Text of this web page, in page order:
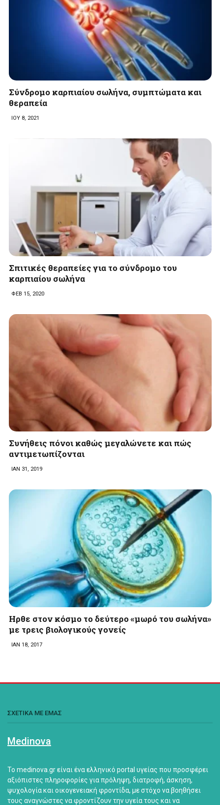
Σύνδρομο καρπιαίου σωλήνα, συμπτώματα και
θεραπεία
ΙΟΥ 8, 2021
Σπιτικές θεραπείες για το σύνδρομο του
καρπιαίου σωλήνα
ΦΕΒ 15, 2020
Συνήθεις πόνοι καθώς μεγαλώνετε και πώς
αντιμετωπίζονται
ΙΑΝ 31, 2019
Ηρθε στον κόσμο το δεύτερο «μωρό του σωλήνα»
με τρεις βιολογικούς γονείς
ΙΑΝ 18, 2017
ΣΧΕΤΙΚΑ ΜΕ ΕΜΑΣ
Medinova
Το medinova.gr είναι ένα ελληνικό portal υγείας που προσφέρει
αξιόπιστες πληροφορίες για πρόληψη, διατροφή, άσκηση,
ψυχολογία και οικογενειακή φροντίδα, με στόχο να βοηθήσει
τους αναγνώστες να φροντίζουν την υγεία τους και να